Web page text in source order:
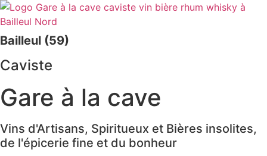
Bailleul (59)
Caviste
Gare à la cave
Vins d'Artisans, Spiritueux et Bières insolites,
de l'épicerie fine et du bonheur